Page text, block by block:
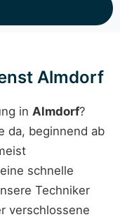
Almdorf
in Almdorf?
da, beginnend ab
schnelle
Techniker
verschlossene